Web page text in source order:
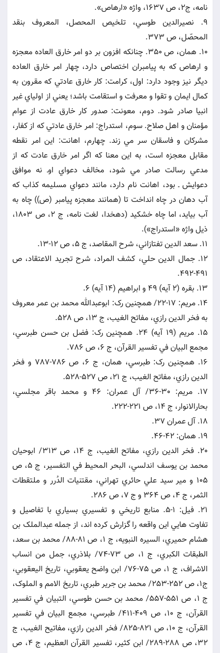
نامه، ج2، ص 1637، واژه «ارهاص».
9. نصيرالدين طوسي، تلخيص المحصل، المعروف بنقد
المحصّل، ص 373.
10. همان، ص 350. چنانکه افزون بر دو امر خارق العاده معجزه
و ارهاص که به پيامبران اختصاص دارد، چهار امر خارق العاده
ديگر نيز وجود دارد: اول، کرامت: کار خارق عادتي که مقرون به
کمال ايمان و تقوا و معرفت و استقامت باشد؛ يعني از اولياي غير
انبيا صادر شود. دوم، معونت: صدور کار خارق عادت از عوام
مؤمنان و اهل صلاح. سوم، استدراج: امر خارق عادتي که از کفار،
مشرکان و فاسقان سر مي زند. چهارم، اهانت: اين امر نقطه
مقابل معجزه است، به اين معنا که اگر امر خارق عادت که از
مدعي رسالت صادر مي شود، مخالف دعواي اوـ نه موافق
دعوايش ـ بود، اهانت نام دارد، مانند دعواي مسليمه کذاب که
آب دهان در چاه انداخت تا (همانند معجزه پيامبر (ص)) چاه به
آب بيايد، اما چاه خشکيد (دهخدا، لغت نامه، ج 2، ص 1803،
ذيل واژه «استدراج»).
11. سعد الدين تفتازاني، شرح المقاصد، ج 5، ص 12-13.
12. جمال الدين حلي، کشف المراد، شرح تجريد الاعتقاد، ص
491-492.
13. بقره (2 آيه) 49 و ابراهيم (14 آيه) 6.
14. مريم: 17-22/ همچنين رک: ابوعبدالله محمد بن عمر معروف
به فخر الدين رازي، مفاتح الغيب، ج 13، ص 528.
15. مريم (19 آيه) 24. همچنين رک: فضل بن حسن طبرسي،
مجمع البيان في تفسير القرآن، ج 6، ص 786.
16. همچنين رک: طبرسي، همان، ج 6، ص 786-787 و فخر
الدين رازي، مفاتح الغيب، ج 21، ص 527-528.
17. مريم: 30-36/ آل عمران: 46 و محمد باقر مجلسي،
بحارالانوار، ج 14، ص 221-222.
18. آل عمران 37.
19. همان: 42-46.
20. فخر الدين رازي، مفاتح الغيب، ج 14، ص 313/ ابوحيان
محمد بن يوسف اندلسي، البحر المحيط في التفسير، ج 5، ص
105 و مير سيد علي حائري تهراني، مقتنيات الدُرر و ملتقطات
الثمر، ج 4، ص 364 و ج 7، ص 286.
21. فيل: 1-5. منابع تاريخي و تفسيري بسياري با تفاصيل و
تفاوت هايي اين واقعه را گزارش کرده اند، از جمله عبدالملک بن
هشام حميري، السيره النبويه، ج 1، ص 81-88/ محمد بن سعد،
الطبقات الکبري، ج 1، ص 73-74/ بلاذري، جمل من انساب
الاشراف، ج 1، ص 75-76/ ابن واضح يعقوبي، تاريخ اليعقوبي،
ج1، ص 252-253/ محمد بن جرير طبري، تاريخ الامم و الملوک،
ج 1، ص 551-557/ محمد بن حسن طوسي، التبيان في تفسير
القرآن، ج 10، ص 409-411/ طبرسي، مجمع البيان في تفسير
القرآن، ج 10، ص 821-825/ فخر الدين رازي، مفاتيح الغيب، ج
32، ص 288-289/ ابن کثير، تفسير القرآن العظيم، ج 4، ص